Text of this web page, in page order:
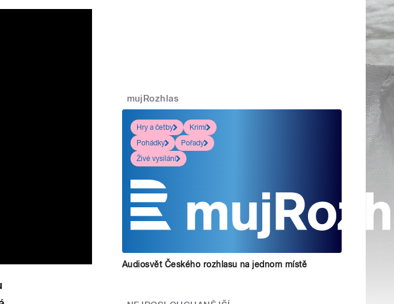
mujRozhlas
Hry a četby
Krimi
Pohádky
Pořady
Živé vysílání
Audiosvět Českého rozhlasu na jednom místě